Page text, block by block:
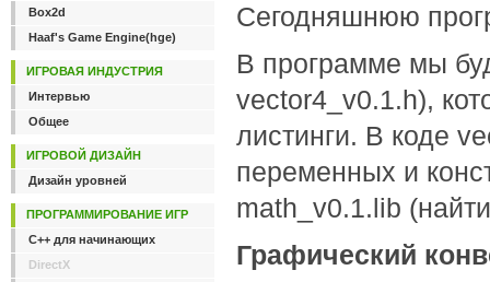
Сегодняшнюю
В программе мы
vector4_v0.1.h),
листинги. В коде
переменных и
math_v0.1.lib
Графический
Box2d
Haaf's Game Engine(hge)
ИГРОВАЯ ИНДУСТРИЯ
Интервью
Общее
ИГРОВОЙ ДИЗАЙН
Дизайн уровней
ПРОГРАММИРОВАНИЕ ИГР
C++ для начинающих
DirectX